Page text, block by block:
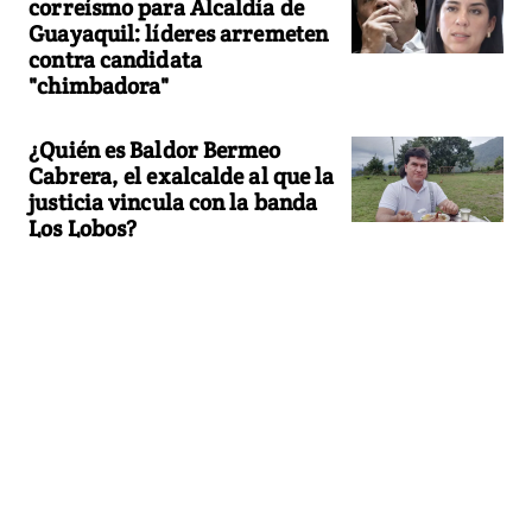
correísmo para Alcaldía de
Guayaquil: líderes arremeten
contra candidata
"chimbadora"
¿Quién es Baldor Bermeo
Cabrera, el exalcalde al que la
justicia vincula con la banda
Los Lobos?